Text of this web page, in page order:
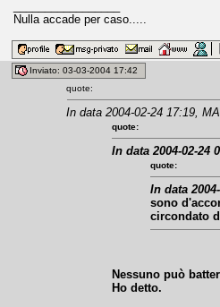
Nulla accade per caso.....
Inviato: 03-03-2004 17:42
quote:
In data 2004-02-24 17:19,
quote:
In data 2004-02-24
quote:
In data
sono
circondato
Nessuno può
Ho detto.